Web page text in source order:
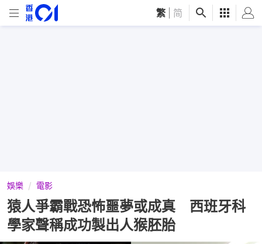
繁 简
娛樂 電影
猿人爭霸戰恐怖噩夢或成真 西班牙科
學家聲稱成功製出人猴胚胎